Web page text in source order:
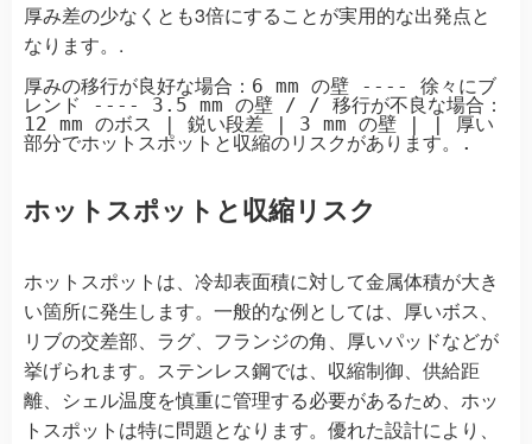
厚み差の少なくとも3倍にすることが実用的な出発点と
なります。.
厚みの移行が良好な場合：6 mm の壁 ---- 徐々にブ
レンド ---- 3.5 mm の壁 / / 移行が不良な場合：
12 mm のボス | 鋭い段差 | 3 mm の壁 | | 厚い
部分でホットスポットと収縮のリスクがあります。.
ホットスポットと収縮リスク
ホットスポットは、冷却表面積に対して金属体積が大き
い箇所に発生します。一般的な例としては、厚いボス、
リブの交差部、ラグ、フランジの角、厚いパッドなどが
挙げられます。ステンレス鋼では、収縮制御、供給距
離、シェル温度を慎重に管理する必要があるため、ホッ
トスポットは特に問題となります。優れた設計により、